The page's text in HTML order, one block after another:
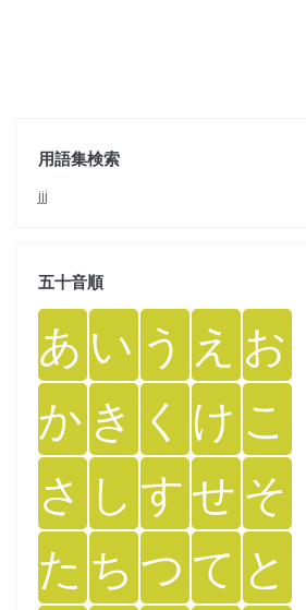
用語集検索
jjj
五十音順
あ い う え お
か き く け こ
さ し すせ そ
た ち つ て と